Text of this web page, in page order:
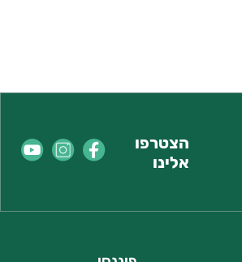
הצטרפו
אלינו